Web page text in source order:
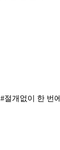
절개없이 한 번에